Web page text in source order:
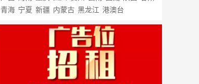
青海 宁夏 新疆 内蒙古 黑龙江 港澳台